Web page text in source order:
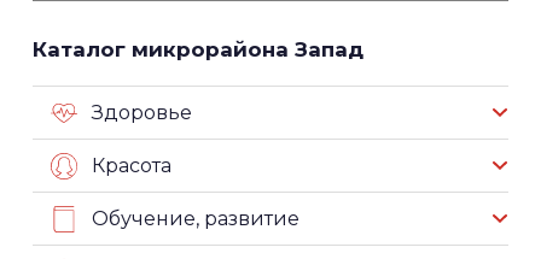
Каталог микрорайона Запад
Здоровье
Красота
Обучение, развитие